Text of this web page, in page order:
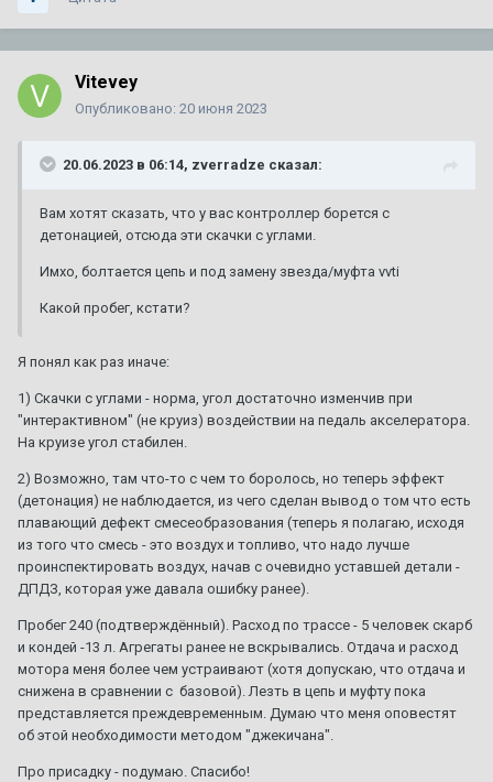
Vitevey
Опубликовано: 20 июня 2023
20.06.2023 в 06:14, zverradze сказал:
Вам хотят сказать, что у вас контроллер борется с
детонацией, отсюда эти скачки с углами.
Имхо, болтается цепь и под замену звезда/муфта vvti
Какой пробег, кстати?
Я понял как раз иначе:
1) Скачки с углами - норма, угол достаточно изменчив при
"интерактивном" (не круиз) воздействии на педаль акселератора.
На круизе угол стабилен.
2) Возможно, там что-то с чем то боролось, но теперь эффект
(детонация) не наблюдается, из чего сделан вывод о том что есть
плавающий дефект смесеобразования (теперь я полагаю, исходя
из того что смесь - это воздух и топливо, что надо лучше
проинспектировать воздух, начав с очевидно уставшей детали -
ДПДЗ, которая уже давала ошибку ранее).
Пробег 240 (подтверждённый). Расход по трассе - 5 человек скарб
и кондей -13 л. Агрегаты ранее не вскрывались. Отдача и расход
мотора меня более чем устраивают (хотя допускаю, что отдача и
снижена в сравнении с базовой). Лезть в цепь и муфту пока
представляется преждевременным. Думаю что меня оповестят
об этой необходимости методом "джекичана".
Про присадку - подумаю. Спасибо!